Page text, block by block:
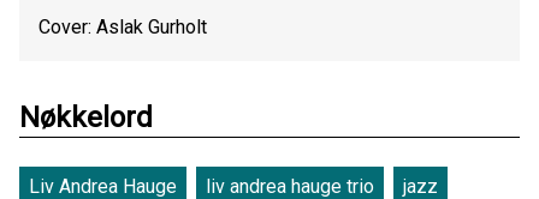
Cover: Aslak Gurholt
Nøkkelord
Liv Andrea Hauge liv andrea hauge trio jazz